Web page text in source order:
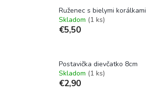
Ruženec s bielymi korálkami
Skladom (1 ks)
€5,50
Postavička dievčatko 8cm
Skladom (1 ks)
€2,90